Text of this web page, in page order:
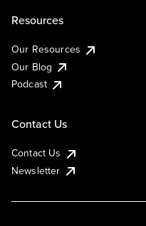
Resources
Our Resources
Our Blog
Podcast
Contact Us
Contact Us
Newsletter